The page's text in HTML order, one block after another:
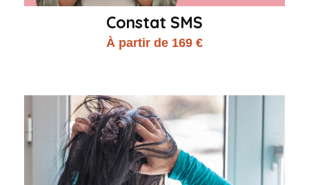
Constat SMS
À partir de 169 €